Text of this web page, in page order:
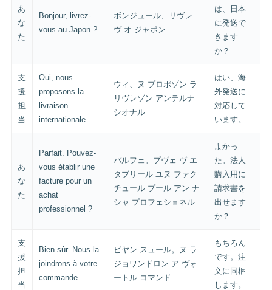
あ
な
た
Bonjour, livrez-
vous au Japon ?
ボンジュール、リヴレ
ヴ オ ジャポン
は、日本
に発送で
きます
か？
支
援
担
当
Oui, nous
proposons la
livraison
internationale.
ウィ、ヌ プロポゾン ラ
リヴレゾン アンテルナ
シオナル
はい、海
外発送に
対応して
います。
あ
な
た
Parfait. Pouvez-
vous établir une
facture pour un
achat
professionnel ?
パルフェ。プヴェ ヴ エ
タブリール ユヌ ファク
チュール プール アン ナ
シャ プロフェショネル
よかっ
た。法人
購入用に
請求書を
出せます
か？
支
援
担
当
Bien sûr. Nous la
joindrons à votre
commande.
ビヤン スュール。ヌ ラ
ジョワンドロン ア ヴォ
ートル コマンド
もちろん
です。注
文に同梱
します。